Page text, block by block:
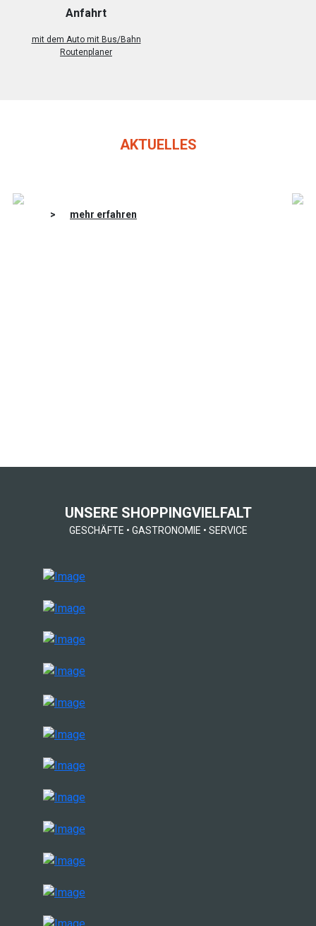
Anfahrt
mit dem Auto mit Bus/Bahn
Routenplaner
AKTUELLES
> mehr erfahren
UNSERE SHOPPINGVIELFALT
GESCHÄFTE • GASTRONOMIE • SERVICE